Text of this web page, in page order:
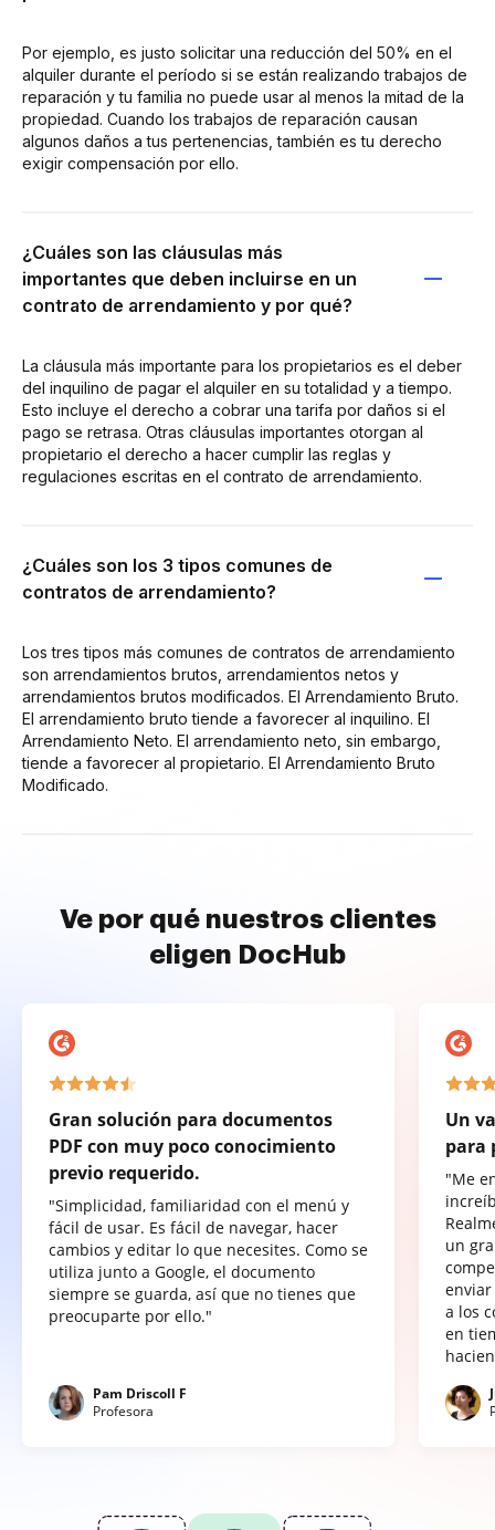
Por ejemplo, es justo solicitar una reducción del 50% en el
alquiler durante el período si se están realizando trabajos de
reparación y tu familia no puede usar al menos la mitad de la
propiedad. Cuando los trabajos de reparación causan
algunos daños a tus pertenencias, también es tu derecho
exigir compensación por ello.
¿Cuáles son las cláusulas más
importantes que deben incluirse en un
contrato de arrendamiento y por qué?
La cláusula más importante para los propietarios es el deber
del inquilino de pagar el alquiler en su totalidad y a tiempo.
Esto incluye el derecho a cobrar una tarifa por daños si el
pago se retrasa. Otras cláusulas importantes otorgan al
propietario el derecho a hacer cumplir las reglas y
regulaciones escritas en el contrato de arrendamiento.
¿Cuáles son los 3 tipos comunes de
contratos de arrendamiento?
Los tres tipos más comunes de contratos de arrendamiento
son arrendamientos brutos, arrendamientos netos y
arrendamientos brutos modificados. El Arrendamiento Bruto.
El arrendamiento bruto tiende a favorecer al inquilino. El
Arrendamiento Neto. El arrendamiento neto, sin embargo,
tiende a favorecer al propietario. El Arrendamiento Bruto
Modificado.
Ve por qué nuestros clientes
eligen DocHub
Gran solución para documentos
PDF con muy poco conocimiento
previo requerido.
"Simplicidad, familiaridad con el menú y
fácil de usar. Es fácil de navegar, hacer
cambios y editar lo que necesites. Como se
utiliza junto a Google, el documento
siempre se guarda, así que no tienes que
preocuparte por ello."
Pam Driscoll F
Profesora
Un
para
"Me
un
a los
en